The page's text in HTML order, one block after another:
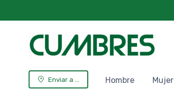
Enviar a ... Hombre Mujer